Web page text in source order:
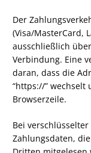
Der
(Visa/MasterCard,
ausschließlich
Verbindung. Eine
daran, dass die
“https://” wechselt
Browserzeile.
Bei
Zahlungsdaten,